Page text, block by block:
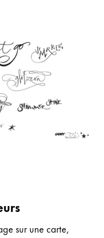
sur une carte,